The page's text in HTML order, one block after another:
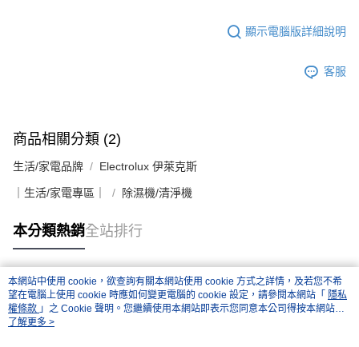
顯示電腦版詳細說明
客服
商品相關分類 (2)
生活/家電品牌 Electrolux 伊萊克斯
｜生活/家電專區｜ 除濕機/清淨機
本分類熱銷全站排行
熱門標籤
本網站中使用 cookie，欲查詢有關本網站使用 cookie 方式之詳情，及若您不希
望在電腦上使用 cookie 時應如何變更電腦的 cookie 設定，請參閱本網站「 隱私
權條款 」之 Cookie 聲明。您繼續使用本網站即表示您同意本公司得按本網站使
用條款之 Cookie 聲明使用 cookie。
了解更多 >